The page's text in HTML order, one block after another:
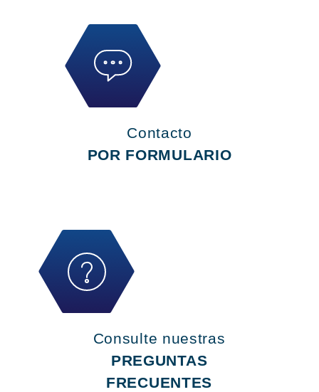
Contacto
POR FORMULARIO
Consulte nuestras
PREGUNTAS
FRECUENTES